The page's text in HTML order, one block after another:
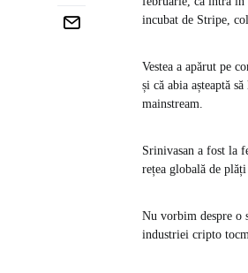
incubat de Stripe,
Vestea a apărut pe
și că abia așteaptă
mainstream.
Srinivasan a fost la
rețea globală de
Nu vorbim despre o
industriei cripto